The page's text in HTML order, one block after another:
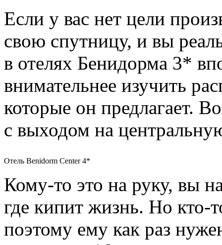
Если у вас нет цели
свою спутницу, и вы
в отелях Бенидорма 3*
внимательнее изучить
которые он предлагает.
с выходом на
Отель Benidorm Center 4*
Кому-то это на руку, вы
где кипит жизнь. Но кто-
поэтому ему как раз